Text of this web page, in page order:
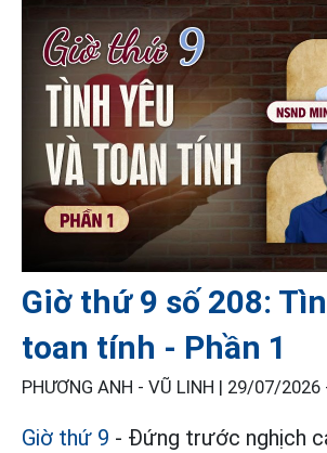
Giờ thứ 9 số 208:
toan tính - Phần 1
PHƯƠNG ANH - VŨ LINH | 29/07/2026
Giờ thứ 9 - Đứng trước nghịch